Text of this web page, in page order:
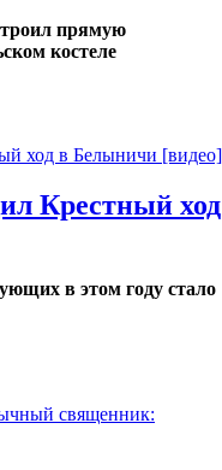
прямую
костеле
Крестный ход
в этом году стало